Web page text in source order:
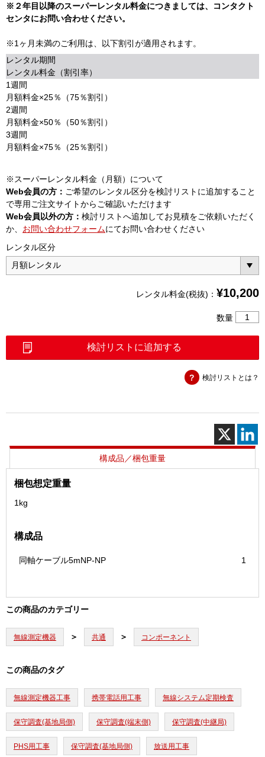
※２年目以降のスーパーレンタル料金につきましては、コンタクト
センタにお問い合わせください。
※1ヶ月未満のご利用は、以下割引が適用されます。
レンタル期間
レンタル料金（割引率）
1週間
月額料金×25％（75％割引）
2週間
月額料金×50％（50％割引）
3週間
月額料金×75％（25％割引）
※スーパーレンタル料金（月額）について
Web会員の方： ご希望のレンタル区分を検討リストに追加すること
で専用ご注文サイトからご確認いただけます
Web会員以外の方： 検討リストへ追加してお見積をご依頼いただく
か、 お問い合わせフォームにてお問い合わせください
レンタル区分
レンタル料金(税抜)： ¥10,200
数量
ル
－
N(P)
個
検討リストに追加する
検討リストとは？
構成品／梱包重量
梱包想定重量
1kg
構成品
同軸ケーブル5mNP-NP 1
この商品のカテゴリー
無線測定機器 共通 コンポーネント
この商品のタグ
無線測定機器工事 携帯電話用工事 無線システム定期検査
保守調査(基地局側) 保守調査(端末側) 保守調査(中継局)
PHS用工事 保守調査(基地局側) 放送用工事